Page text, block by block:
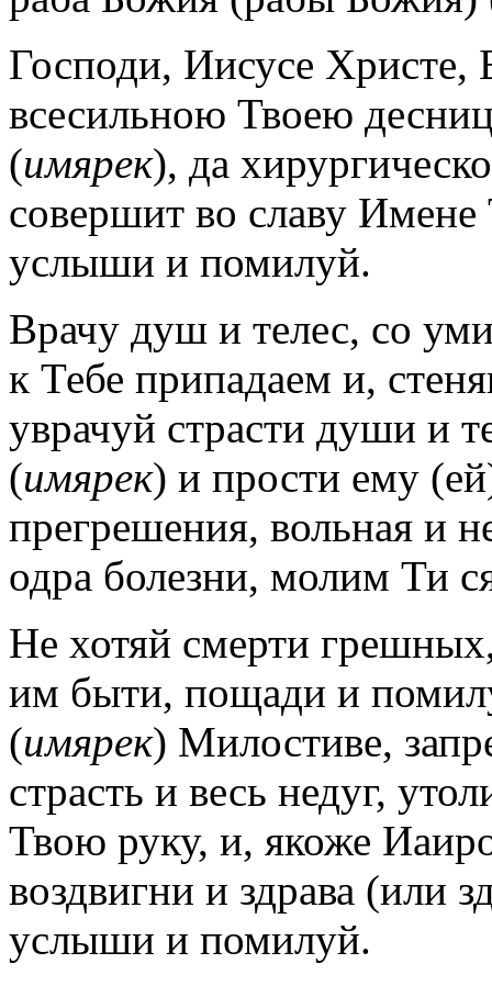
Господи, Иисусе
всесильною Твоею
(имярек), да
совершит во славу
услыши и помилуй.
Врачу душ и телес, со
к Тебе припадаем и,
уврачуй страсти души и
(имярек) и прости ему
прегрешения, вольная и
одра болезни, молим Ти
Не хотяй смерти
им быти, пощади и
(имярек) Милостиве,
страсть и весь недуг,
Твою руку, и, якоже
воздвигни и здрава (или
услыши и помилуй.